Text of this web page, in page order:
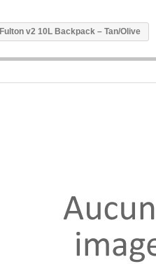
Fulton v2 10L Backpack – Tan/Olive